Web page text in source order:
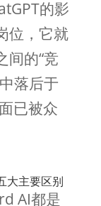
的影
位，它就
间的“竞
落后于
已被众
大主要区别
AI都是